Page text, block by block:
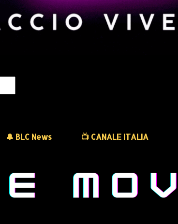
🔔 BLC News 📺 CANALE ITALIA